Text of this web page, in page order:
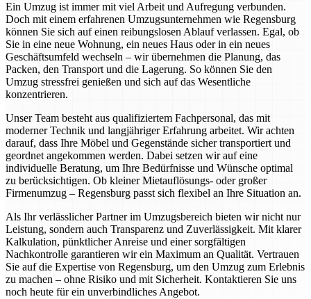
Ein Umzug ist immer mit viel Arbeit und Aufregung verbunden.
Doch mit einem erfahrenen Umzugsunternehmen wie Regensburg
können Sie sich auf einen reibungslosen Ablauf verlassen. Egal, ob
Sie in eine neue Wohnung, ein neues Haus oder in ein neues
Geschäftsumfeld wechseln – wir übernehmen die Planung, das
Packen, den Transport und die Lagerung. So können Sie den
Umzug stressfrei genießen und sich auf das Wesentliche
konzentrieren.
Unser Team besteht aus qualifiziertem Fachpersonal, das mit
moderner Technik und langjähriger Erfahrung arbeitet. Wir achten
darauf, dass Ihre Möbel und Gegenstände sicher transportiert und
geordnet angekommen werden. Dabei setzen wir auf eine
individuelle Beratung, um Ihre Bedürfnisse und Wünsche optimal
zu berücksichtigen. Ob kleiner Mietauflösungs- oder großer
Firmenumzug – Regensburg passt sich flexibel an Ihre Situation an.
Als Ihr verlässlicher Partner im Umzugsbereich bieten wir nicht nur
Leistung, sondern auch Transparenz und Zuverlässigkeit. Mit klarer
Kalkulation, pünktlicher Anreise und einer sorgfältigen
Nachkontrolle garantieren wir ein Maximum an Qualität. Vertrauen
Sie auf die Expertise von Regensburg, um den Umzug zum Erlebnis
zu machen – ohne Risiko und mit Sicherheit. Kontaktieren Sie uns
noch heute für ein unverbindliches Angebot.